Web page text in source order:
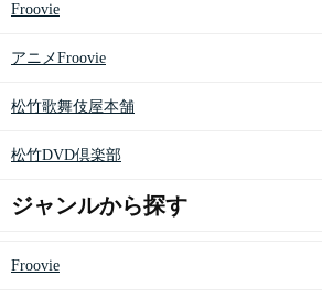
Froovie
アニメFroovie
松竹歌舞伎屋本舗
松竹DVD倶楽部
ジャンルから探す
Froovie